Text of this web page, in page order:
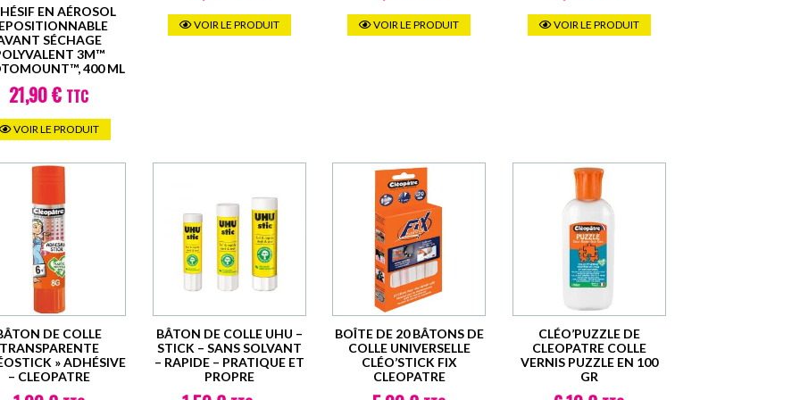
EN AÉROSOL
SÉCHAGE
3M™
400 ML
21,90€ TTC
VOIR LE PRODUIT
VOIR LE PRODUIT VOIR LE PRODUIT VOIR LE PRODUIT
DE COLLE
TRANSPARENTE
» ADHÉSIVE
– CLEOPATRE
BÂTON DE COLLE UHU –
STICK – SANS SOLVANT
– RAPIDE – PRATIQUE ET
PROPRE
BOÎTE DE 20 BÂTONS DE
COLLE UNIVERSELLE
CLÉO’STICK FIX
CLEOPATRE
CLÉO’PUZZLE DE
CLEOPATRE COLLE
VERNIS PUZZLE EN 100
GR